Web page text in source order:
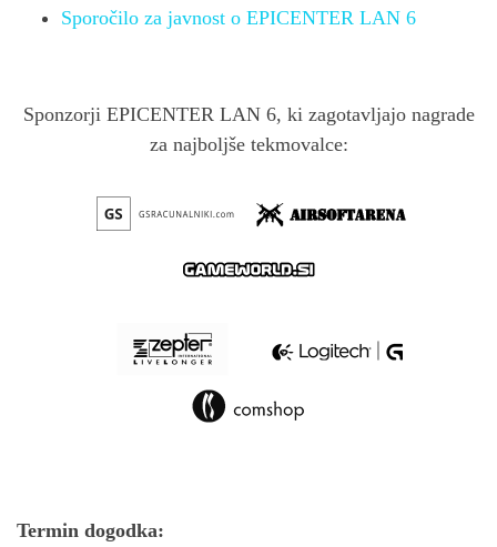
Sporočilo za javnost o EPICENTER LAN 6
Sponzorji EPICENTER LAN 6, ki zagotavljajo nagrade
za najboljše tekmovalce:
Termin dogodka: